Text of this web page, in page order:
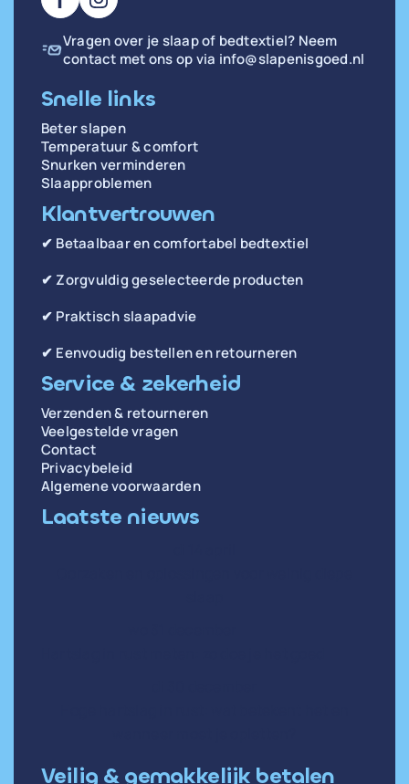
Vragen over je slaap of bedtextiel? Neem
contact met ons op via info@slapenisgoed.nl
Snelle links
Beter slapen
Temperatuur & comfort
Snurken verminderen
Slaapproblemen
Klantvertrouwen
✔ Betaalbaar en comfortabel bedtextiel
✔ Zorgvuldig geselecteerde producten
✔ Praktisch slaapadvie
✔ Eenvoudig bestellen en retourneren
Service & zekerheid
Verzenden & retourneren
Veelgestelde vragen
Contact
Privacybeleid
Algemene voorwaarden
Laatste nieuws
Veilig & gemakkelijk betalen